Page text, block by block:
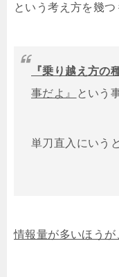
という考え方を幾つ
『乗り越え方の
事だよ』
という
単刀直入にいう
情報量が多いほうが